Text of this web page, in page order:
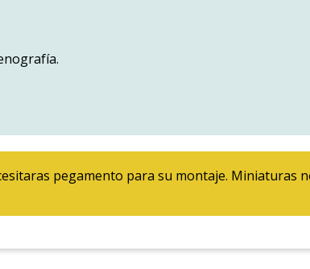
pegamento para su montaje. Miniaturas